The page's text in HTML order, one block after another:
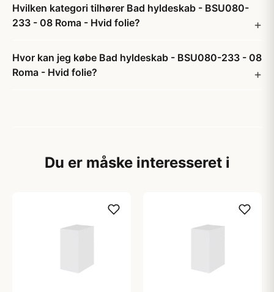
Hvilken kategori tilhører Bad hyldeskab - BSU080-
233 - 08 Roma - Hvid folie?
Hvor kan jeg købe Bad hyldeskab - BSU080-233 - 08
Roma - Hvid folie?
Du er måske interesseret i